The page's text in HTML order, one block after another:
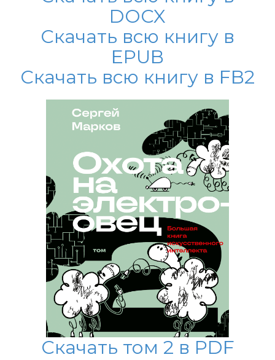
DOCX
Скачать всю книгу в
EPUB
Скачать всю книгу в FB2
Скачать том 2 в PDF